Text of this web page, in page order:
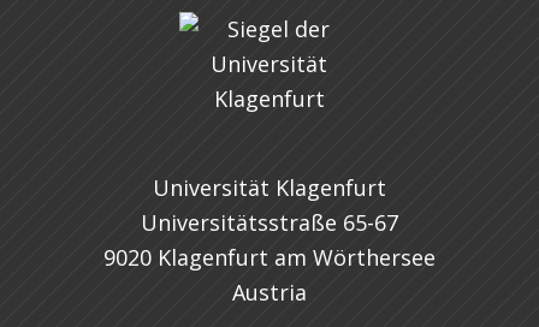
Universität Klagenfurt
Universitätsstraße 65-67
9020 Klagenfurt am Wörthersee
Austria